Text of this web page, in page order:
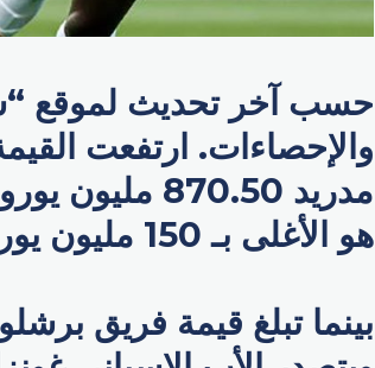
حسب آخر تحديث لموقع
والإحصاءات. ارتفعت
مدريد 870.50
هو الأغلى بـ 150 مليون يورو.